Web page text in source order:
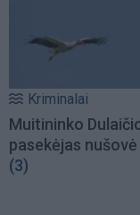
Kriminalai
Muitininko
pasekėjas
(3)